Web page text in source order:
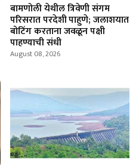
बामणोली येथील त्रिवेणी संगम
परिसरात परदेशी पाहुणे; जलाशयात
बोटिंग करताना जवळून पक्षी
पाहण्याची संधी
August 08, 2026